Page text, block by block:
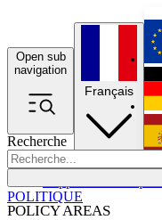
Open sub
navigation
Recherche
POLICY AREAS
Français
POLITIQUE